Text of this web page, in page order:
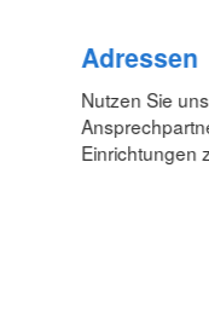
Adressen
Nutzen Sie
Einrichtungen